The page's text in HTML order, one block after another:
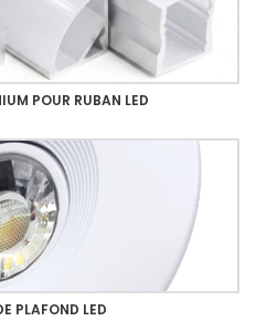
POUR RUBAN LED
PLAFOND LED